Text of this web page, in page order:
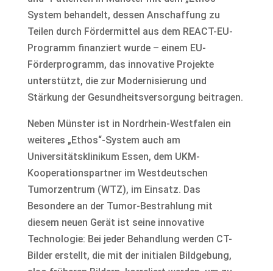
System behandelt, dessen Anschaffung zu
Teilen durch Fördermittel aus dem REACT-EU-
Programm finanziert wurde – einem EU-
Förderprogramm, das innovative Projekte
unterstützt, die zur Modernisierung und
Stärkung der Gesundheitsversorgung beitragen.
Neben Münster ist in Nordrhein-Westfalen ein
weiteres „Ethos“-System auch am
Universitätsklinikum Essen, dem UKM-
Kooperationspartner im Westdeutschen
Tumorzentrum (WTZ), im Einsatz. Das
Besondere an der Tumor-Bestrahlung mit
diesem neuen Gerät ist seine innovative
Technologie: Bei jeder Behandlung werden CT-
Bilder erstellt, die mit der initialen Bildgebung,